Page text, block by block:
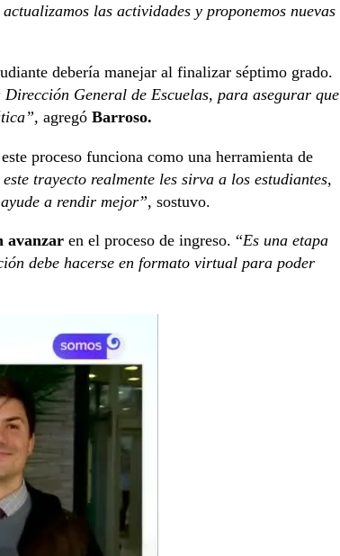
las actividades y proponemos nuevas
debería manejar al finalizar séptimo grado.
General de Escuelas, para asegurar que
agregó Barroso.
proceso funciona como una herramienta de
trayecto realmente les sirva a los estudiantes,
a rendir mejor”, sostuvo.
avanzar en el proceso de ingreso. “Es una etapa
debe hacerse en formato virtual para poder